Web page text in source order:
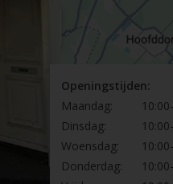
Openingstijden:
Maandag:
Dinsdag:
Woensdag:
Donderdag: